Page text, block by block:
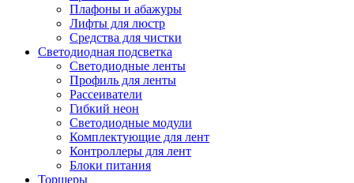
Плафоны и абажуры
Лифты для люстр
Средства для чистки
Светодиодная подсветка
Светодиодные ленты
Профиль для ленты
Рассеиватели
Гибкий неон
Светодиодные модули
Комплектующие для лент
Контроллеры для лент
Блоки питания
Торшеры